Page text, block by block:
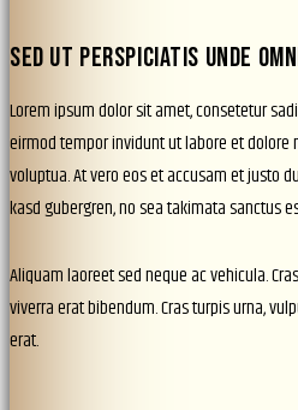
SED UT PERSPICIATIS UNDE
Lorem ipsum dolor sit amet, consetetur
eirmod tempor invidunt ut labore et dolore
voluptua. At vero eos et accusam et justo
kasd gubergren, no sea takimata sanctus
Aliquam laoreet sed neque ac vehicula.
viverra erat bibendum. Cras turpis urna,
erat.